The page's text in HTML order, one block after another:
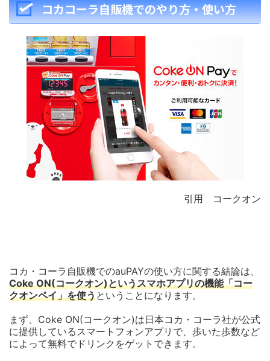
コカコーラ自販機でのやり方・使い方
引用 コークオン
コカ・コーラ自販機でのauPAYの使い方に関する結論は、
Coke ON(コークオン)というスマホアプリの機能「コー
クオンペイ」を使うということになります。
まず、Coke ON(コークオン)は日本コカ・コーラ社が公式
に提供しているスマートフォンアプリで、歩いた歩数など
によって無料でドリンクをゲットできます。